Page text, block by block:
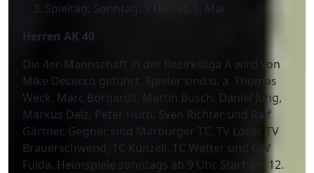
Spieltag: Sonntag, 9 Uhr, ab 5. Mai.
Herren AK 40
Die 4er-Mannschaft in der Bezirksliga A wird von
Mike Dececco geführt. Spieler sind u. a. Thomas
Weck, Marc Borgards, Martin Busch, Daniel Jung,
Markus Delz, Peter Hüttl, Sven Richter und Ralf
Gärtner. Gegner sind Marburger TC, TV Lollar, TV
Brauerschwend, TC Künzell, TC Wetter und GW
Fulda. Heimspiele sonntags ab 9 Uhr, Start am 12.